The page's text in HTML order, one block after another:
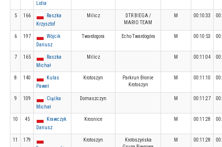
Lidia
5 166
Raszka
Krzysztof
Milicz
DTR BIEGA /
MARIO TEAM
M 00:10:33
6 197
Wójcik
Dariusz
Twardogora Echo Twardogóra M 00:10:53
7 165
Raszka
Michał
Milicz M 00:11:04
8 140
Kulas
Paweł
Krotoszyn
Parkrun Błonie
Krotoszyn
M 00:11:10
9 109
Ciąćka
Michał
Domaszczyn M 00:11:27
10 45
Krawczyk
Dariusz
Krosnice M 00:11:28
11
179
Krotoszyn
Krotoszyńska
M 00:11:28